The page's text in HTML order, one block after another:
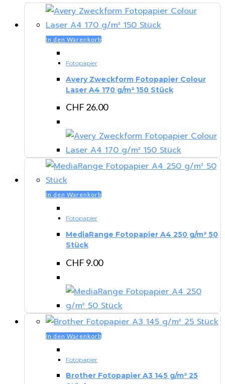
In den Warenkorb
Fotopapier
Avery Zweckform Fotopapier Colour
Laser A4 170 g/m² 150 Stück
CHF 26.00
In den Warenkorb
Fotopapier
MediaRange Fotopapier A4 250 g/m² 50
Stück
CHF 9.00
In den Warenkorb
Fotopapier
Brother Fotopapier A3 145 g/m² 25